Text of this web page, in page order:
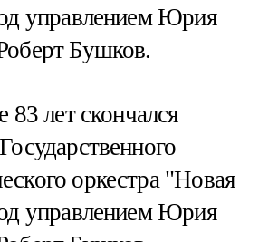
управлением Юрия
Бушков.
83 лет скончался
оркестра "Новая
управлением Юрия